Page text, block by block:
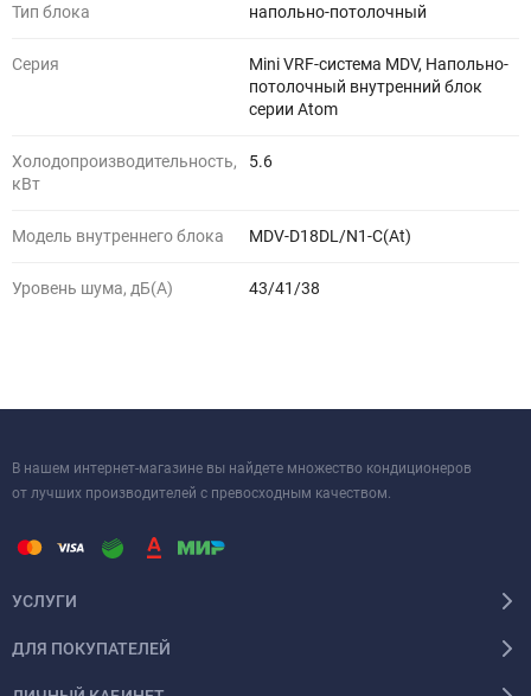
Тип блока напольно-потолочный
Серия
Mini VRF-система MDV, Напольно-
потолочный внутренний блок
серии Atom
Холодопроизводительность,
кВт
5.6
Модель внутреннего блока MDV-D18DL/N1-C(At)
Уровень шума, дБ(A) 43/41/38
В нашем интернет-магазине вы найдете множество кондиционеров
от лучших производителей с превосходным качеством.
УСЛУГИ
ДЛЯ ПОКУПАТЕЛЕЙ